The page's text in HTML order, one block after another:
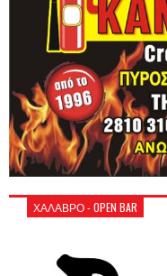
ΧΑΛΑΒΡΟ - OPEN BAR